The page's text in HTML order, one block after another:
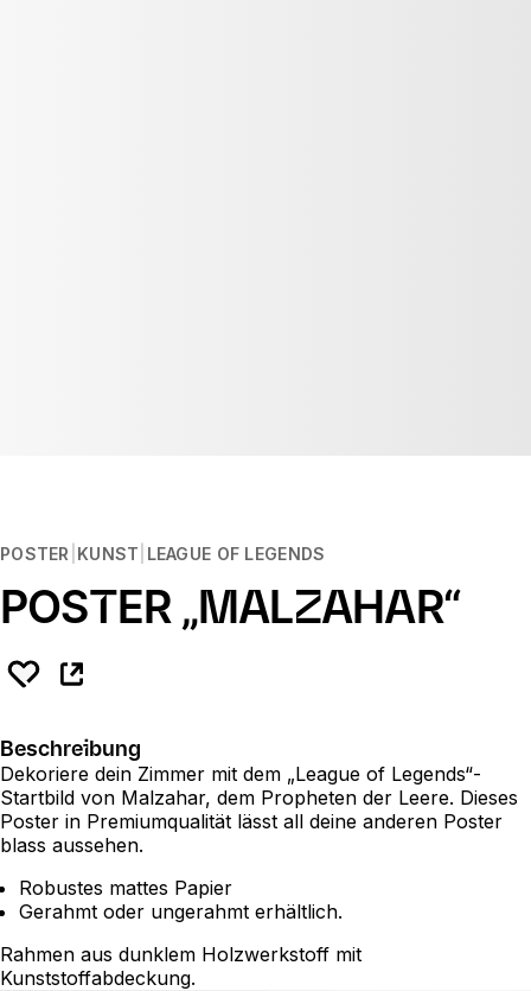
POSTER KUNST LEAGUE OF LEGENDS
POSTER „MALZAHAR“
Beschreibung
Dekoriere dein Zimmer mit dem „League of Legends“-
Startbild von Malzahar, dem Propheten der Leere. Dieses
Poster in Premiumqualität lässt all deine anderen Poster
blass aussehen.
Robustes mattes Papier
Gerahmt oder ungerahmt erhältlich.
Rahmen aus dunklem Holzwerkstoff mit
Kunststoffabdeckung.